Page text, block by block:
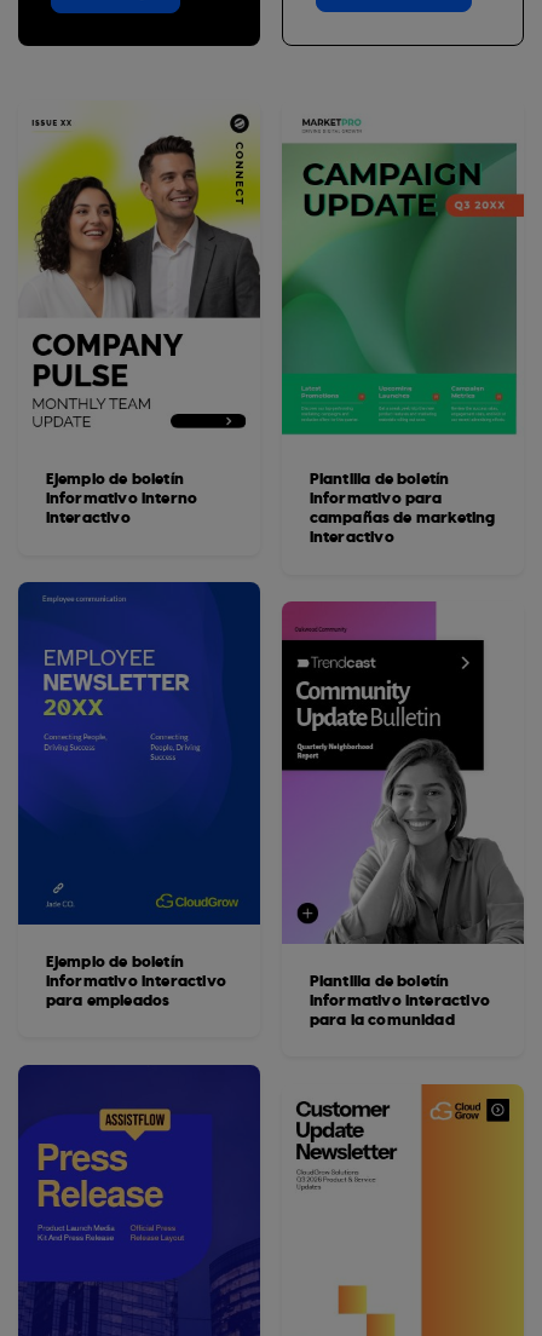
Ejemplo de boletín
informativo interno
interactivo
Ejemplo de boletín
informativo interactivo
para empleados
Plantilla de boletín
informativo para
campañas de marketing
interactivo
Plantilla de boletín
informativo interactivo
para la comunidad